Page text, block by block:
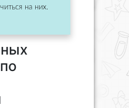
на них.